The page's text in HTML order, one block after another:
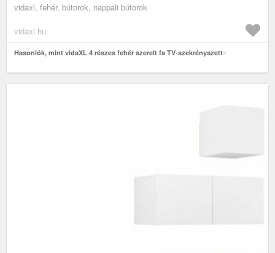
vidaxl, fehér, bútorok, nappali bútorok
vidaxl.hu
Hasonlók, mint vidaXL 4 részes fehér szerelt fa TV-szekrényszett